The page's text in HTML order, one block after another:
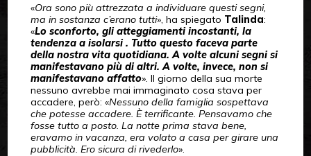
«Ora sono più attrezzata a individuare questi segni,
ma in sostanza c’erano tutti», ha spiegato Talinda:
«Lo sconforto, gli atteggiamenti incostanti, la
tendenza a isolarsi . Tutto questo faceva parte
della nostra vita quotidiana. A volte alcuni segni si
manifestavano più di altri. A volte, invece, non si
manifestavano affatto». Il giorno della sua morte
nessuno avrebbe mai immaginato cosa stava per
accadere, però: «Nessuno della famiglia sospettava
che potesse accadere. È terrificante. Pensavamo che
fosse tutto a posto. La notte prima stava bene,
eravamo in vacanza, era volato a casa per girare una
pubblicità. Ero sicura di rivederlo».